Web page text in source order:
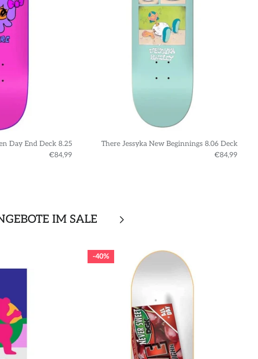
Day End Deck 8.25
€84,99
There Jessyka New Beginnings 8.06 Deck
€84,99
IM SALE
40%